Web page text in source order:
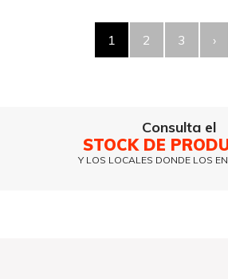
1 2 3 ›
Consulta el
STOCK DE
Y LOS LOCALES DONDE LOS